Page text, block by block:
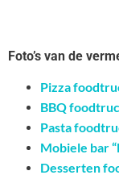
Foto’s van de
Pizza
BBQ
Pasta
Mobiele bar
Desserten